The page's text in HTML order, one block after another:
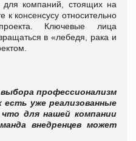
компаний, стоящих на
к консенсусу относительно
Ключевые лица
в «лебедя, рака и
профессионализм
есть уже реализованные
для нашей компании
внедренцев может